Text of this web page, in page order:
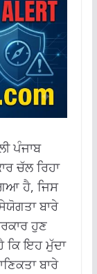
ਪੰਜਾਬ
ਚੱਲ ਰਿਹਾ
ਹੈ, ਜਿਸ
ਬਾਰੇ
ਹੁਣ
ਕਿ ਇਹ ਮੁੱਦਾ
ਬਾਰੇ